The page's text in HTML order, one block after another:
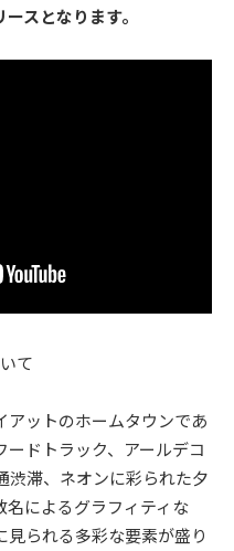
スとなります。
て
アットのホームタウンであ
ドトラック、アールデコ
渋滞、ネオンに彩られた夕
によるグラフィティな
見られる多彩な要素が盛り